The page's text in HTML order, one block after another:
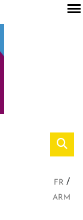
FR
ARM